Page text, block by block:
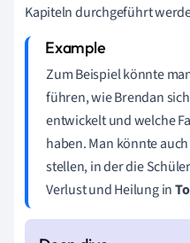
Kapiteln durchgeführt
Zum Beispiel könnte
führen, wie Brendan
entwickelt und welche
haben. Man könnte
stellen, in der die
Verlust und Heilung in